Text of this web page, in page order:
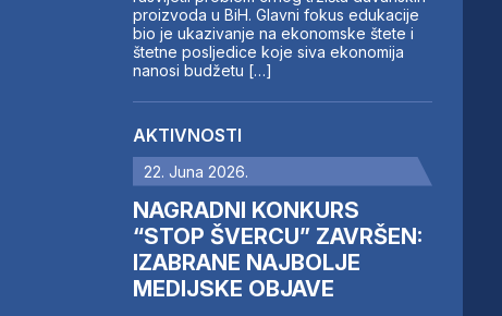
proizvoda u BiH. Glavni fokus edukacije
bio je ukazivanje na ekonomske štete i
štetne posljedice koje siva ekonomija
nanosi budžetu […]
AKTIVNOSTI
22. Juna 2026.
NAGRADNI KONKURS
“STOP ŠVERCU” ZAVRŠEN:
IZABRANE NAJBOLJE
MEDIJSKE OBJAVE